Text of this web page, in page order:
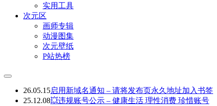
实用工具
次元区
画师专辑
动漫图集
次元壁纸
P站热榜
26.05.15启用新域名通知 – 请将发布页永久地址加入书签
25.12.08💥违规账号公示 – 健康生活 理性消费 珍惜账号